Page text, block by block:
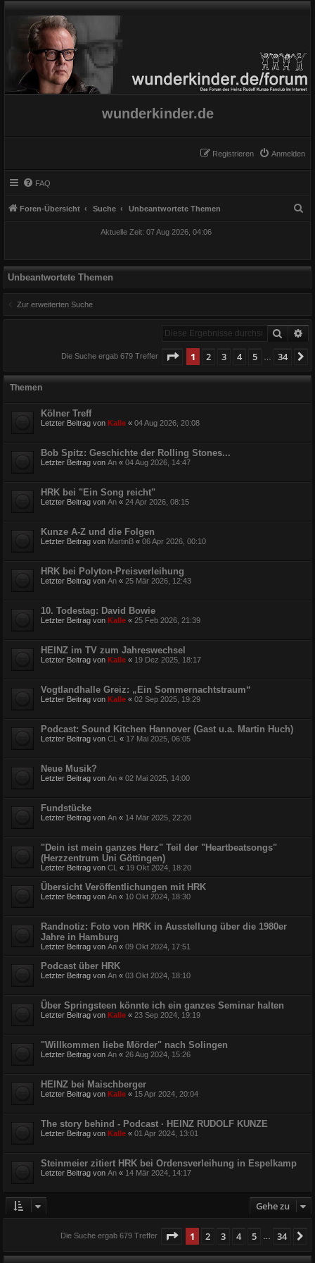
wunderkinder.de
Anmelden
Registrieren
FAQ
Foren-Übersicht Suche Unbeantwortete Themen
Aktuelle Zeit: 07 Aug 2026, 04:06
Unbeantwortete Themen
Zur erweiterten Suche
Suche
Die Suche ergab 679 Treffer Seite 1von 34
1 2 3 4 5 34
Themen
Kölner Treff
Letzter Beitrag von Kalle « 04 Aug 2026, 20:08
Bob Spitz: Geschichte der Rolling Stones...
Letzter Beitrag von An « 04 Aug 2026, 14:47
HRK bei "Ein Song reicht"
Letzter Beitrag von An « 24 Apr 2026, 08:15
Kunze A-Z und die Folgen
Letzter Beitrag von MartinB « 06 Apr 2026, 00:10
HRK bei Polyton-Preisverleihung
Letzter Beitrag von An « 25 Mär 2026, 12:43
10. Todestag: David Bowie
Letzter Beitrag von Kalle « 25 Feb 2026, 21:39
HEINZ im TV zum Jahreswechsel
Letzter Beitrag von Kalle « 19 Dez 2025, 18:17
Vogtlandhalle Greiz: „Ein Sommernachtstraum“
Letzter Beitrag von Kalle « 02 Sep 2025, 19:29
Podcast: Sound Kitchen Hannover (Gast u.a. Martin Huch)
Letzter Beitrag von CL « 17 Mai 2025, 06:05
Neue Musik?
Letzter Beitrag von An « 02 Mai 2025, 14:00
Fundstücke
Letzter Beitrag von An « 14 Mär 2025, 22:20
"Dein ist mein ganzes Herz" Teil der "Heartbeatsongs"
(Herzzentrum Uni Göttingen)
Letzter Beitrag von CL « 19 Okt 2024, 18:20
Übersicht Veröffentlichungen mit HRK
Letzter Beitrag von An « 10 Okt 2024, 18:30
Randnotiz: Foto von HRK in Ausstellung über die 1980er
Jahre in Hamburg
Letzter Beitrag von An « 09 Okt 2024, 17:51
Podcast über HRK
Letzter Beitrag von An « 03 Okt 2024, 18:10
Über Springsteen könnte ich ein ganzes Seminar halten
Letzter Beitrag von Kalle « 23 Sep 2024, 19:19
"Willkommen liebe Mörder" nach Solingen
Letzter Beitrag von An « 26 Aug 2024, 15:26
HEINZ bei Maischberger
Letzter Beitrag von Kalle « 15 Apr 2024, 20:04
The story behind - Podcast · HEINZ RUDOLF KUNZE
Letzter Beitrag von Kalle « 01 Apr 2024, 13:01
Steinmeier zitiert HRK bei Ordensverleihung in Espelkamp
Letzter Beitrag von An « 14 Mär 2024, 14:17
Gehe zu
Die Suche ergab 679 Treffer Seite 1von 34
1 2 3 4 5 34